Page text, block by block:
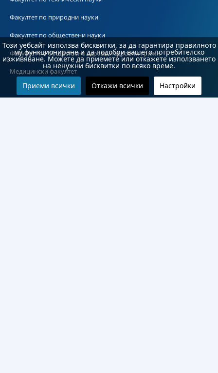
Факултет по природни науки
Факултет по обществени науки
Факултет по обществено здраве и здравни грижи
Медицински факултет
Този уебсайт използва бисквитки, за да гарантира правилното
му функциониране и да подобри вашето потребителско
изживяване. Можете да приемете или откажете използването
на ненужни бисквитки по всяко време.
Приеми всички Откажи всички Настройки